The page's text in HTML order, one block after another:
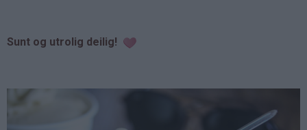
Sunt og utrolig deilig!